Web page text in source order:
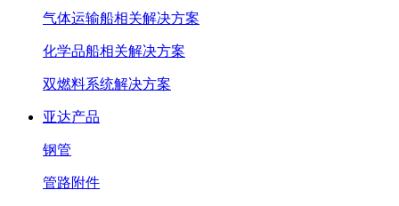
气体运输船相关解决方案
化学品船相关解决方案
双燃料系统解决方案
亚达产品
钢管
管路附件